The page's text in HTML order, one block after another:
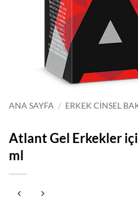
ANA SAYFA / ERKEK CINSEL
Atlant Gel Erkekler
ml